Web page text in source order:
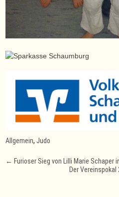
Allgemein, Judo
Post
← Furioser Sieg von Lilli Marie Schaper
Der